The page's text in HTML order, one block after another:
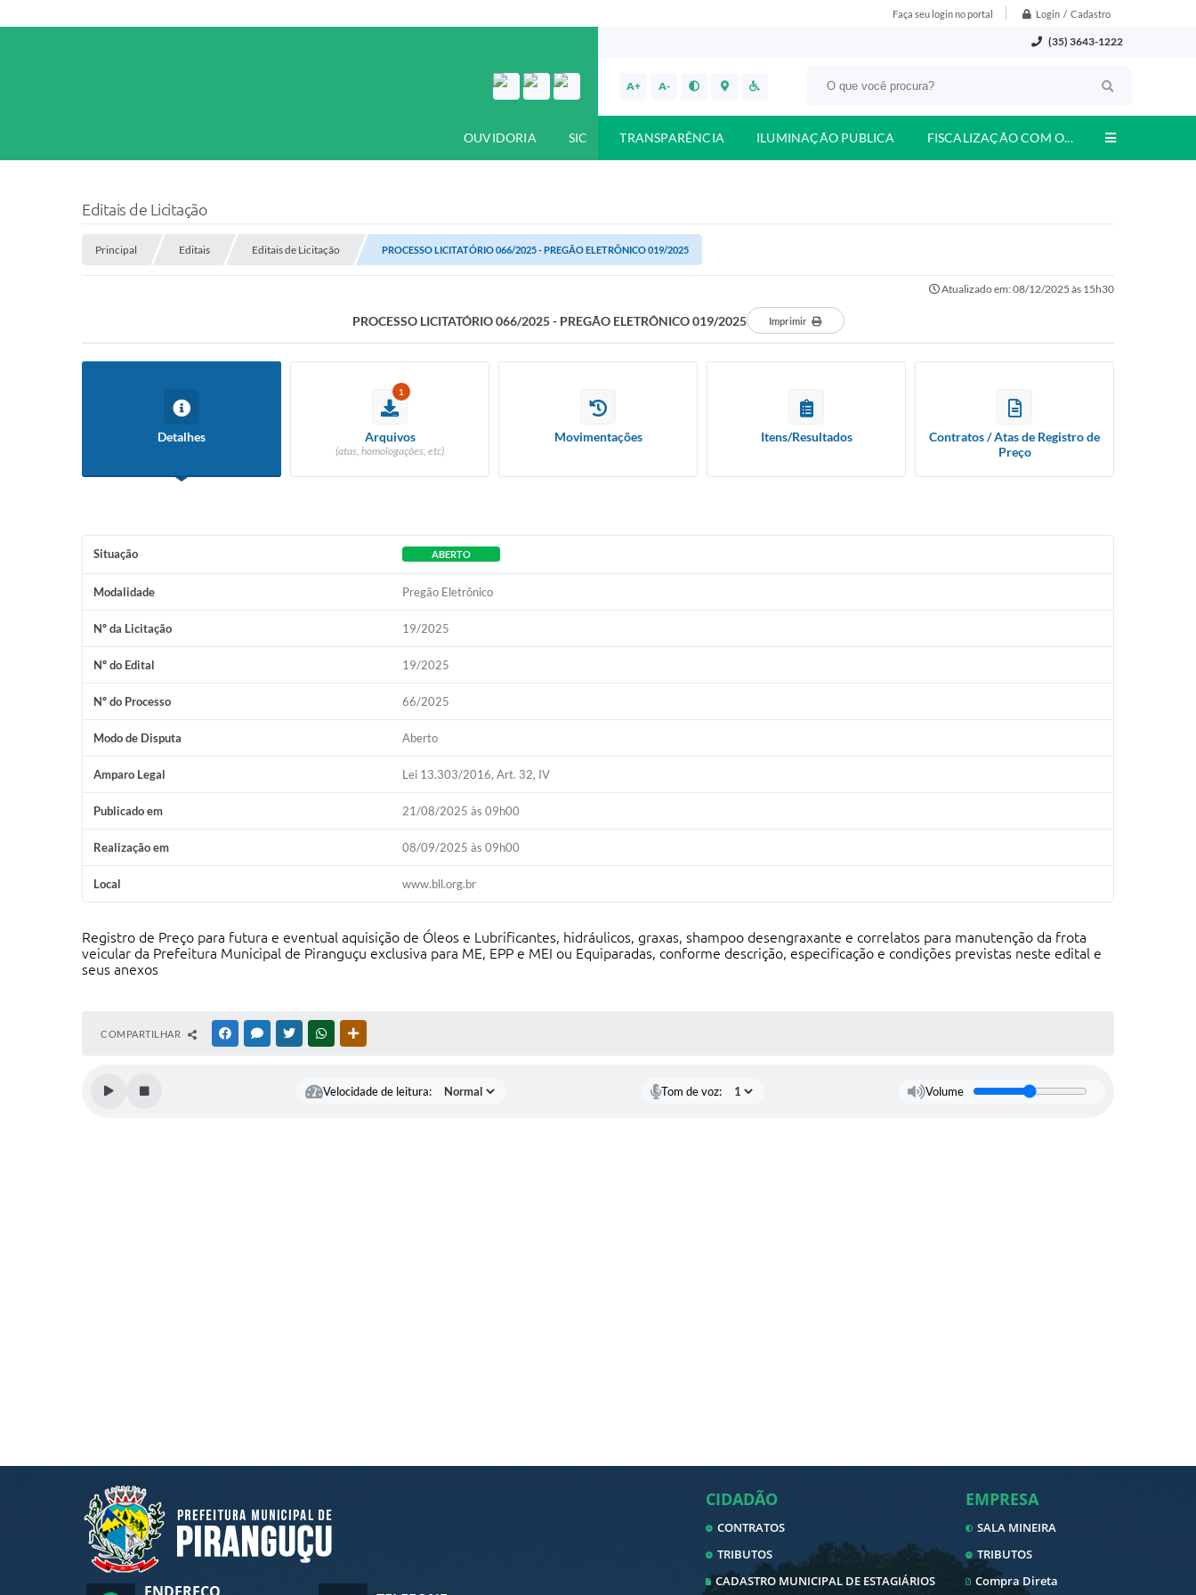
Faça seu login no portal Login / Cadastro
(35) 3643-1222
A+ A-
OUVIDORIA SIC TRANSPARÊNCIA ILUMINAÇÃO PUBLICA FISCALIZAÇÃO COM O...
Editais de Licitação
Principal Editais Editais de Licitação PROCESSO LICITATÓRIO 066/2025 - PREGÃO ELETRÔNICO 019/2025
Atualizado em: 08/12/2025 às 15h30
PROCESSO LICITATÓRIO 066/2025 - PREGÃO ELETRÔNICO 019/2025 Imprimir
Detalhes
1
Arquivos
(atas, homologações, etc)
Movimentações Itens/Resultados
Contratos / Atas de Registro de
Preço
Situação ABERTO
Modalidade Pregão Eletrônico
Nº da Licitação 19/2025
Nº do Edital 19/2025
Nº do Processo 66/2025
Modo de Disputa Aberto
Amparo Legal Lei 13.303/2016, Art. 32, IV
Publicado em 21/08/2025 às 09h00
Realização em 08/09/2025 às 09h00
Local www.bll.org.br
Registro de Preço para futura e eventual aquisição de Óleos e Lubrificantes, hidráulicos, graxas, shampoo desengraxante e correlatos para manutenção da frota
veicular da Prefeitura Municipal de Piranguçu exclusiva para ME, EPP e MEI ou Equiparadas, conforme descrição, especificação e condições previstas neste edital e
seus anexos
COMPARTILHAR FACEBOOKMESSENGER
TWITTERWHATSAPP
Velocidade de leitura: Tom de voz: Volume
CIDADÃO
CONTRATOS
TRIBUTOS
CADASTRO MUNICIPAL DE ESTAGIÁRIOS
EMPRESA
SALA MINEIRA
TRIBUTOS
Compra Direta